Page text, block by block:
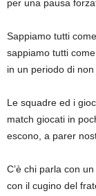
per una pausa
Sappiamo tutti
sappiamo tutti
in un periodo di
Le squadre ed i
match giocati in
escono, a parer
C’è chi parla con
con il cugino del